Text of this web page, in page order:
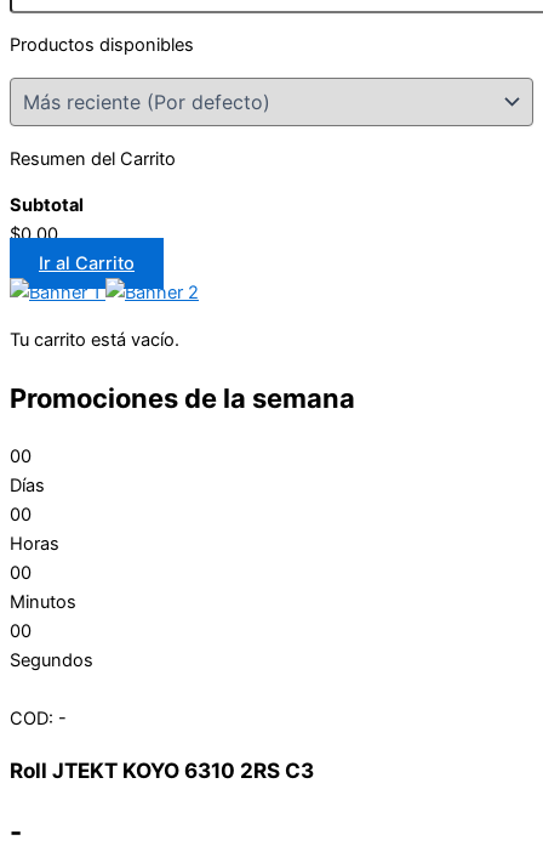
Productos disponibles
Resumen del Carrito
Subtotal
$0.00
Ir al Carrito
Tu carrito está vacío.
Promociones de la semana
00
Días
00
Horas
00
Minutos
00
Segundos
COD: -
Roll JTEKT KOYO 6310 2RS C3
-